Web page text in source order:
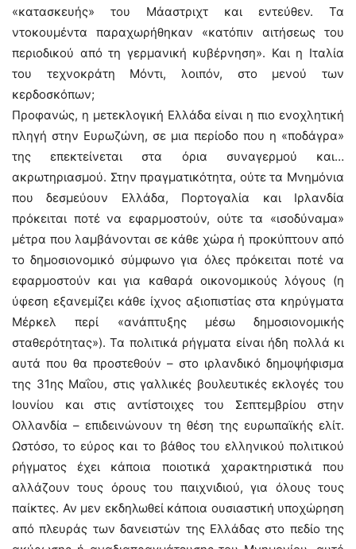
«κατασκευής» του Μάαστριχτ και εντεύθεν. Τα
ντοκουμέντα παραχωρήθηκαν «κατόπιν αιτήσεως του
περιοδικού από τη γερμανική κυβέρνηση». Και η Ιταλία
του τεχνοκράτη Μόντι, λοιπόν, στο μενού των
κερδοσκόπων;
Προφανώς, η μετεκλογική Ελλάδα είναι η πιο ενοχλητική
πληγή στην Ευρωζώνη, σε μια περίοδο που η «ποδάγρα»
της επεκτείνεται στα όρια συναγερμού και…
ακρωτηριασμού. Στην πραγματικότητα, ούτε τα Μνημόνια
που δεσμεύουν Ελλάδα, Πορτογαλία και Ιρλανδία
πρόκειται ποτέ να εφαρμοστούν, ούτε τα «ισοδύναμα»
μέτρα που λαμβάνονται σε κάθε χώρα ή προκύπτουν από
το δημοσιονομικό σύμφωνο για όλες πρόκειται ποτέ να
εφαρμοστούν και για καθαρά οικονομικούς λόγους (η
ύφεση εξανεμίζει κάθε ίχνος αξιοπιστίας στα κηρύγματα
Μέρκελ περί «ανάπτυξης μέσω δημοσιονομικής
σταθερότητας»). Τα πολιτικά ρήγματα είναι ήδη πολλά κι
αυτά που θα προστεθούν – στο ιρλανδικό δημοψήφισμα
της 31ης Μαΐου, στις γαλλικές βουλευτικές εκλογές του
Ιουνίου και στις αντίστοιχες του Σεπτεμβρίου στην
Ολλανδία – επιδεινώνουν τη θέση της ευρωπαϊκής ελίτ.
Ωστόσο, το εύρος και το βάθος του ελληνικού πολιτικού
ρήγματος έχει κάποια ποιοτικά χαρακτηριστικά που
αλλάζουν τους όρους του παιχνιδιού, για όλους τους
παίκτες. Αν μεν εκδηλωθεί κάποια ουσιαστική υποχώρηση
από πλευράς των δανειστών της Ελλάδας στο πεδίο της